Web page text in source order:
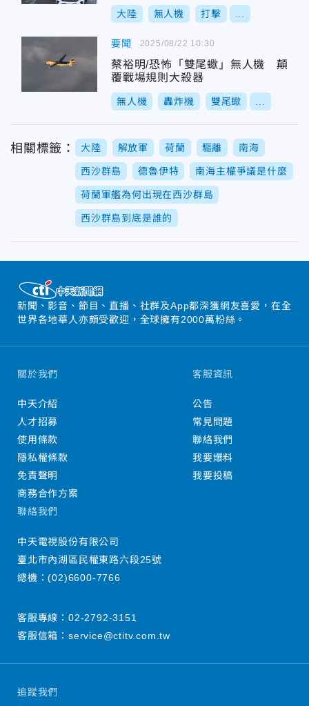
大陸 無人機 打擊
要聞
蔡裕明/恐怖「雙尾蠍」無人機 顛
覆戰場規則大殺器
無人機 轟炸機 雙尾蠍
2025/08/22 10:30
相關標籤： 大陸 解放軍 荷蘭 驅離 南海
西沙群島 德魯伊特 南海主權爭議是什麼
荷蘭軍艦為何出現在西沙群島
西沙群島到底是誰的
新聞、影音、節目、直播、社群及App都深獲網友喜愛，在全
世界各地華人亦頗受歡迎，全球擁有2000萬粉絲。
追蹤我們
關於我們
中天介紹
人才招募
使用條款
隱私權條款
免責聲明
商務合作方案
客服資訊
公告
常見問題
聯絡我們
我要爆料
我要投稿
聯絡我們
中天電視股份有限公司
臺北市內湖區民權東路六段25號
總機：(02)6600-7766
客服專線： 02-2792-3151
客服信箱： service@ctitv.com.tw